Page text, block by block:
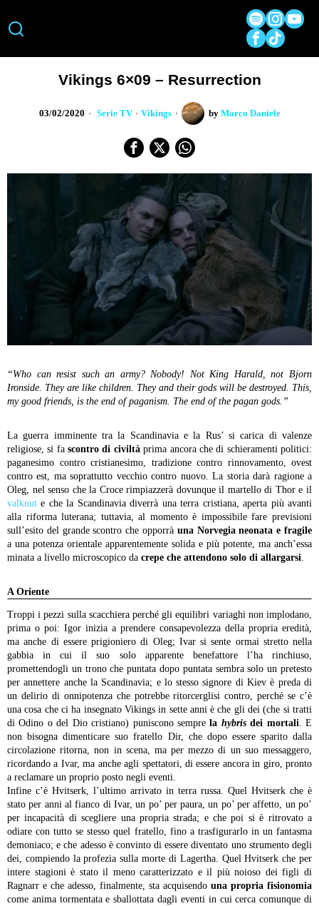
Vikings 6×09 – Resurrection
03/02/2020 Serie TV · Vikings by Marco Daniele
“Who can resist such an army? Nobody! Not King Harald, not Bjorn
Ironside. They are like children. They and their gods will be destroyed. This,
my good friends, is the end of paganism. The end of the pagan gods.”
La guerra imminente tra la Scandinavia e la Rus’ si carica di valenze
religiose, si fascontro di civiltàprima ancora che di schieramenti politici:
paganesimo contro cristianesimo, tradizione contro rinnovamento, ovest
contro est, ma soprattutto vecchio contro nuovo. La storia darà ragione a
Oleg, nel senso che la Croce rimpiazzerà dovunque il martello di Thor e il
valknut e che la Scandinavia diverrà una terra cristiana, aperta più avanti
alla riforma luterana; tuttavia, al momento è impossibile fare previsioni
sull’esito del grande scontro che opporrà una Norvegia neonata e fragile
a una potenza orientale apparentemente solida e più potente, ma anch’essa
minata a livello microscopico da crepe che attendono solo di allargarsi.
A Oriente
Troppi i pezzi sulla scacchiera perché gli equilibri variaghi non implodano,
prima o poi: Igor inizia a prendere consapevolezza della propria eredità,
ma anche di essere prigioniero di Oleg; Ivar si sente ormai stretto nella
gabbia in cui il suo solo apparente benefattore l’ha rinchiuso,
promettendogli un trono che puntata dopo puntata sembra solo un pretesto
per annettere anche la Scandinavia; e lo stesso signore di Kiev è preda di
un delirio di onnipotenza che potrebbe ritorcerglisi contro, perché se c’è
una cosa che ci ha insegnato Vikings in sette anni è che gli dei (che si tratti
di Odino o del Dio cristiano) puniscono semprela hybrisdei mortali. E
non bisogna dimenticare suo fratello Dir, che dopo essere sparito dalla
circolazione ritorna, non in scena, ma per mezzo di un suo messaggero,
ricordando a Ivar, ma anche agli spettatori, di essere ancora in giro, pronto
a reclamare un proprio posto negli eventi.
Infine c’è Hvitserk, l’ultimo arrivato in terra russa. Quel Hvitserk che è
stato per anni al fianco di Ivar, un po’ per paura, un po’ per affetto, un po’
per incapacità di scegliere una propria strada; e che poi si è ritrovato a
odiare con tutto se stesso quel fratello, fino a trasfigurarlo in un fantasma
demoniaco; e che adesso è convinto di essere diventato uno strumento degli
dei, compiendo la profezia sulla morte di Lagertha. Quel Hvitserk che per
intere stagioni è stato il meno caratterizzato e il più noioso dei figli di
Ragnarr e che adesso, finalmente, sta acquisendo una propria fisionomia
come anima tormentata e sballottata dagli eventi in cui cerca comunque di